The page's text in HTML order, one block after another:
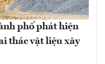
phố phát hiện
thác vật liệu xây